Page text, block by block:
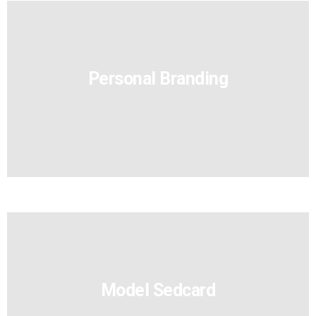
Per­so­nal Branding
Model Sedcard